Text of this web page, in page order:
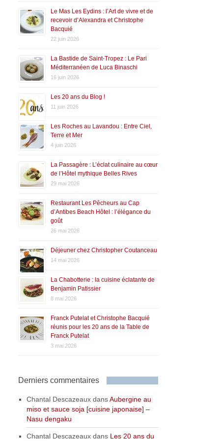
Le Mas Les Eydins : l’Art de vivre et de
recevoir d’Alexandra et Christophe
Bacquié
22 juin 2026
La Bastide de Saint-Tropez : Le Pari
Méditerranéen de Luca Binaschi
16 juin 2026
Les 20 ans du Blog !
11 juin 2026
Les Roches au Lavandou : Entre Ciel,
Terre et Mer
4 juin 2026
La Passagère : L’éclat culinaire au cœur
de l’Hôtel mythique Belles Rives
29 mai 2026
Restaurant Les Pêcheurs au Cap
d’Antibes Beach Hôtel : l’élégance du
goût
26 mai 2026
Déjeuner chez Christopher Coutanceau
14 mai 2026
La Chabotterie : la cuisine éclatante de
Benjamin Patissier
8 mai 2026
Franck Putelat et Christophe Bacquié
réunis pour les 20 ans de la Table de
Franck Putelat
3 mai 2026
Derniers commentaires
Chantal Descazeaux dansAubergine au
miso et sauce soja [cuisine japonaise] –
Nasu dengaku
Chantal Descazeaux dans Les 20 ans du